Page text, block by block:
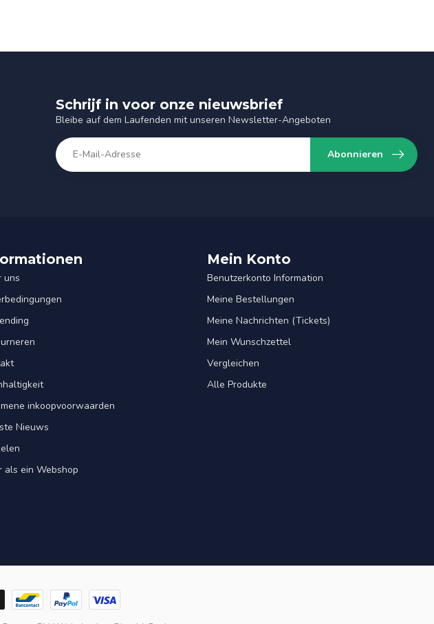
Schrijf in voor onze nieuwsbrief
Bleibe auf dem Laufenden mit unseren Newsletter-Angeboten
Abonnieren
uns
inkoopvoorwaarden
Nieuws
als ein Webshop
Mein Konto
Benutzerkonto Information
Meine Bestellungen
Meine Nachrichten (Tickets)
Mein Wunschzettel
Vergleichen
Alle Produkte